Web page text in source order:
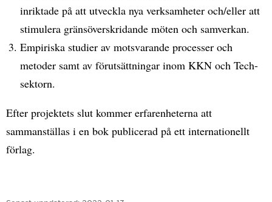
inriktade på att utveckla nya verksamheter och/eller att
stimulera gränsöverskridande möten och samverkan.
Empiriska studier av motsvarande processer och
metoder samt av förutsättningar inom KKN och Tech-
sektorn.
Efter projektets slut kommer erfarenheterna att
sammanställas i en bok publicerad på ett internationellt
förlag.